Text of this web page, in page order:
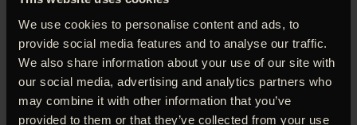
We use cookies to personalise content and ads, to
provide social media features and to analyse our traffic.
We also share information about your use of our site with
our social media, advertising and analytics partners who
may combine it with other information that you’ve
provided to them or that they’ve collected from your use
Da en ung, forslået mand vælter ud af skoven og ind i en
lille, afsondret kristen sekt, vækker det både begejstring
og mistro. Samfundets leder Mikkel (Lars Brygmann) byder